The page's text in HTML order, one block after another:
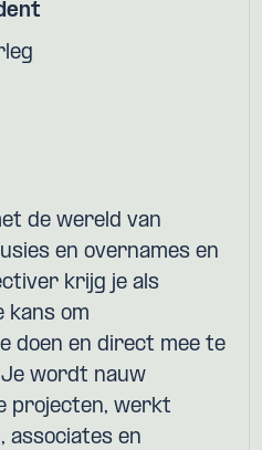
de wereld van
en overnames en
krijg je als
kans om
doen en direct mee te
wordt nauw
projecten, werkt
associates en